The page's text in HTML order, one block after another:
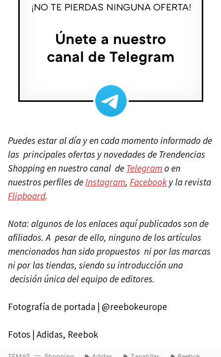
Puedes estar al día y en cada momento informado de
las principales ofertas y novedades de Trendencias
Shopping en nuestro canal de Telegramo en
nuestros perfiles deInstagram, Facebook y la revista
Flipboard.
Nota: algunos de los enlaces aquí publicados son de
afiliados. A pesar de ello, ninguno de los artículos
mencionados han sido propuestos ni por las marcas
ni por las tiendas, siendo su introducción una
decisión única del equipo de editores.
Fotografía de portada | @reebokeurope
Fotos | Adidas, Reebok